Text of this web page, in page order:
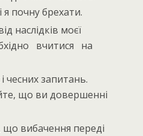
я почну брехати.
наслідків моєї
вчитися на
чесних запитань.
що ви довершенні
вибачення переді